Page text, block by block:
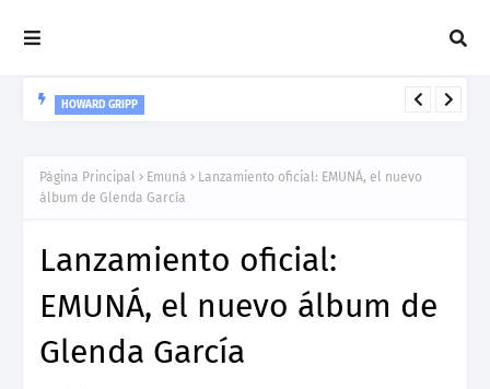
HOWARD GRIPP
Página Principal Emuná
Lanzamiento oficial: EMUNÁ, el nuevo
álbum de Glenda García
Lanzamiento oficial:
EMUNÁ, el nuevo álbum de
Glenda García